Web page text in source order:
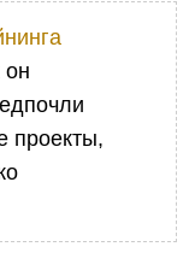
он
проекты,